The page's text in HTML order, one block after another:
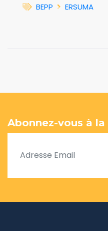
BEPP
ERSUMA
Abonnez-vous à